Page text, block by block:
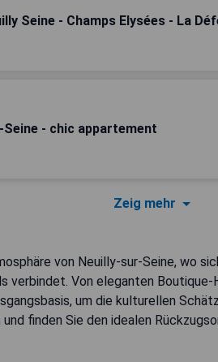
Seine - Champs Elysées - La
Seine - chic appartement
Zeig mehr
von Neuilly-sur-Seine, wo
verbindet. Von eleganten
um die kulturellen
finden Sie den idealen